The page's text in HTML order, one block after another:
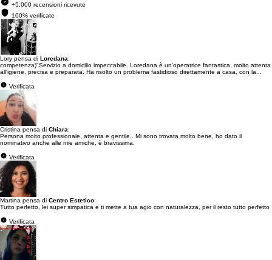
+5.000 recensioni ricevute
100% verificate
Lory pensa di Loredana:
competenza)"Servizio a domicilio impeccabile. Loredana è un'operatrice fantastica, molto attenta
all'igiene, precisa e preparata. Ha risolto un problema fastidioso direttamente a casa, con la...
Verificata
Cristina pensa di Chiara:
Persona molto professionale, attenta e gentile.. Mi sono trovata molto bene, ho dato il
nominativo anche alle mie amiche, è bravissima.
Verificata
Martina pensa di Centro Estetico:
Tutto perfetto, lei super simpatica e ti mette a tua agio con naturalezza, per il resto tutto perfetto
Verificata